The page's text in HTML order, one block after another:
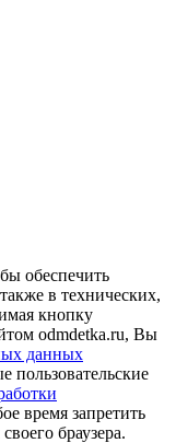
обеспечить
в технических,
кнопку
odmdetka.ru, Вы
данных
пользовательские
время запретить
браузера.